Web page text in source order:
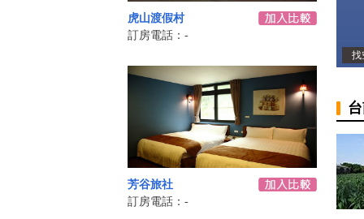
虎山渡假村
訂房電話：-
芳谷旅社
訂房電話：-
找